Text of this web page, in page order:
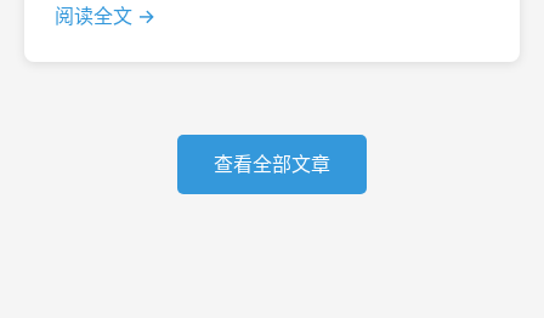
阅读全文 →
查看全部文章